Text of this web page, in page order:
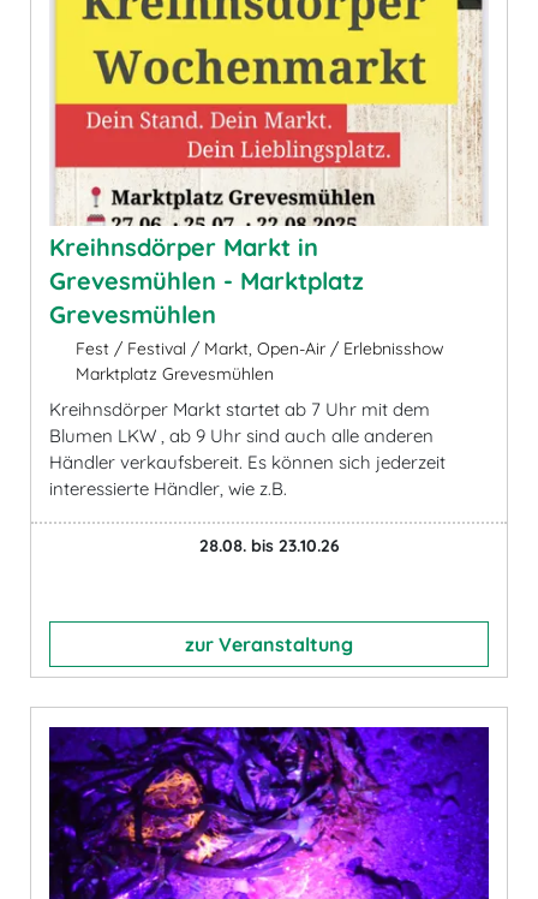
Kreihnsdörper Markt in
Grevesmühlen - Marktplatz
Grevesmühlen
Fest / Festival / Markt, Open-Air / Erlebnisshow
Marktplatz Grevesmühlen
Kreihnsdörper Markt startet ab 7 Uhr mit dem
Blumen LKW , ab 9 Uhr sind auch alle anderen
Händler verkaufsbereit. Es können sich jederzeit
interessierte Händler, wie z.B.
28.08. bis 23.10.26
zur Veranstaltung